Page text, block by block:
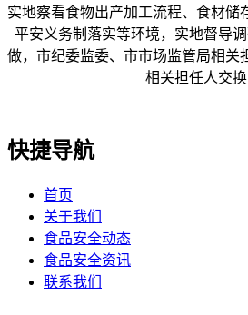
实地察看食物出产加工流程、食材储
平安义务制落实等环境，实地督导
做，市纪委监委、市市场监管局相关
相关担任人交换
快捷导航
首页
关于我们
食品安全动态
食品安全资讯
联系我们